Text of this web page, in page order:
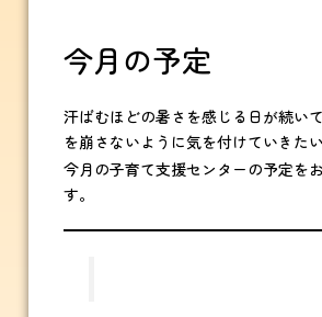
今月の予定
汗ばむほどの暑さを感じる日が続い
を崩さないように気を付けていきたい
今月の子育て支援センターの予定を
す。